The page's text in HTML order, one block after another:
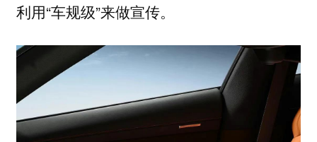
利用“车规级”来做宣传。